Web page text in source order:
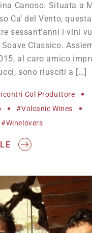
Canoso. Situata a
Ca’ del Vento,
sessant’anni i vini
Classico.
al caro amico
sono riusciti a […]
Col Produttore
#volcanic Wines
#winelovers